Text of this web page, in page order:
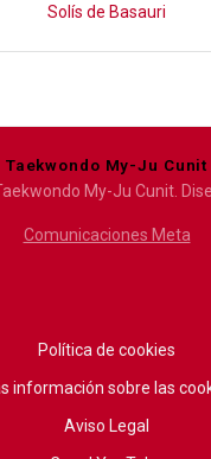
Solís de Basauri
Taekwondo My-Ju Cunit
My-Ju Cunit.
Comunicaciones Meta
Política de cookies
información sobre las
Aviso Legal